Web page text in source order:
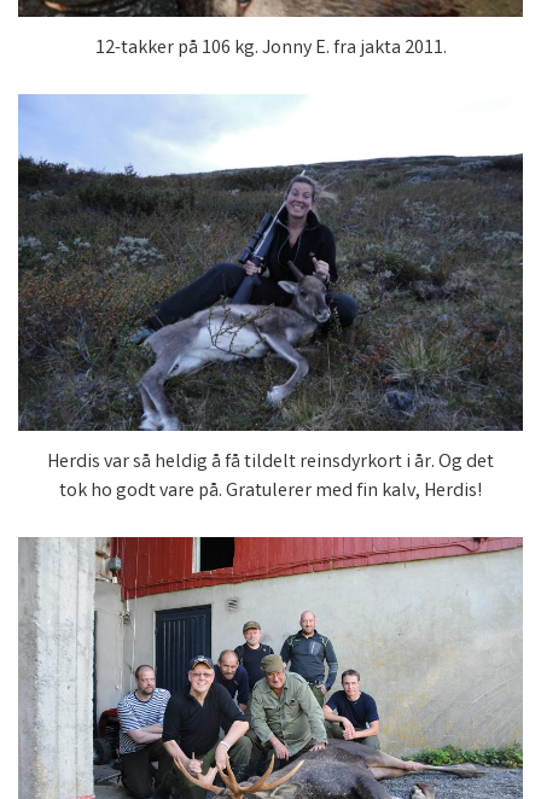
12-takker på 106 kg. Jonny E. fra jakta 2011.
Herdis var så heldig å få tildelt reinsdyrkort i år. Og det
tok ho godt vare på. Gratulerer med fin kalv, Herdis!